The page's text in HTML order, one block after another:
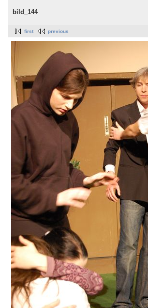
bild_144
first previous